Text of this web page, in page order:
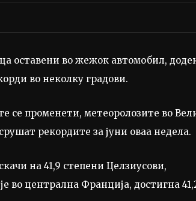
оставени во жежок автомобил,
во неколку градови.
се променети, метеоролозите во
рекордите за јуни оваа недела.
на 41,9 степени Целзиусови,
во централна Франција, достигна